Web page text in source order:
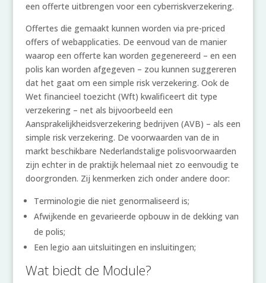
een offerte uitbrengen voor een cyberriskverzekering.
Offertes die gemaakt kunnen worden via pre-priced
offers of webapplicaties. De eenvoud van de manier
waarop een offerte kan worden gegenereerd – en een
polis kan worden afgegeven – zou kunnen suggereren
dat het gaat om een simple risk verzekering. Ook de
Wet financieel toezicht (Wft) kwalificeert dit type
verzekering – net als bijvoorbeeld een
Aansprakelijkheidsverzekering bedrijven (AVB) – als een
simple risk verzekering. De voorwaarden van de in
markt beschikbare Nederlandstalige polisvoorwaarden
zijn echter in de praktijk helemaal niet zo eenvoudig te
doorgronden. Zij kenmerken zich onder andere door:
Terminologie die niet genormaliseerd is;
Afwijkende en gevarieerde opbouw in de dekking van
de polis;
Een legio aan uitsluitingen en insluitingen;
Wat biedt de Module?